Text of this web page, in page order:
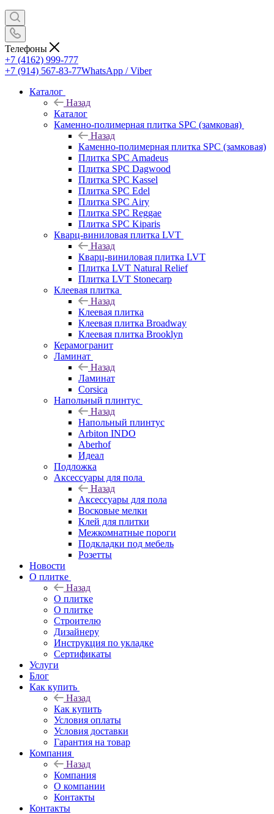
Телефоны
+7 (4162) 999-777
+7 (914) 567-83-77WhatsApp / Viber
Каталог
Назад
Каталог
Каменно-полимерная плитка SPC (замковая)
Назад
Каменно-полимерная плитка SPC (замковая)
Плитка SPC Amadeus
Плитка SPC Dagwood
Плитка SPC Kassel
Плитка SPC Edel
Плитка SPC Airy
Плитка SPC Reggae
Плитка SPC Kiparis
Кварц-виниловая плитка LVT
Назад
Кварц-виниловая плитка LVT
Плитка LVT Natural Relief
Плитка LVT Stonecarp
Клеевая плитка
Назад
Клеевая плитка
Клеевая плитка Broadway
Клеевая плитка Brooklyn
Керамогранит
Ламинат
Назад
Ламинат
Corsica
Напольный плинтус
Назад
Напольный плинтус
Arbiton INDO
Aberhof
Идеал
Подложка
Аксессуары для пола
Назад
Аксессуары для пола
Восковые мелки
Клей для плитки
Межкомнатные пороги
Подкладки под мебель
Розетты
Новости
О плитке
Назад
О плитке
О плитке
Строителю
Дизайнеру
Инструкция по укладке
Сертификаты
Услуги
Блог
Как купить
Назад
Как купить
Условия оплаты
Условия доставки
Гарантия на товар
Компания
Назад
Компания
О компании
Контакты
Контакты